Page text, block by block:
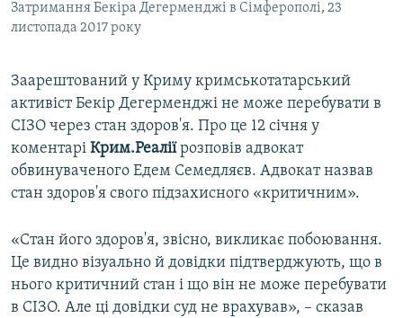
Затримання Бекіра Дегерменджі в Сімферополі, 23
листопада 2017 року
Заарештований у Криму кримськотатарський
активіст Бекір Дегерменджі не може перебувати в
СІЗО через стан здоров'я. Про це 12 січня у
коментарі Крим.Реаліїрозповів адвокат
обвинуваченого Едем Семедляєв. Адвокат назвав
стан здоров'я свого підзахисного «критичним».
«Стан його здоров'я, звісно, викликає побоювання.
Це видно візуально й довідки підтверджують, що в
нього критичний стан і що він не може перебувати
в СІЗО. Але ці довідки суд не врахував», – сказав